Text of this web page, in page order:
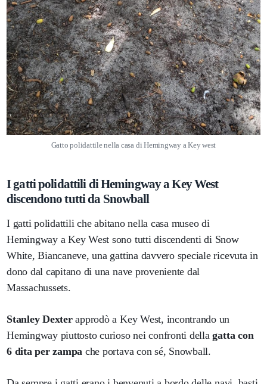
Gatto polidattile nella casa di Hemingway a Key west
I gatti polidattili di Hemingway a Key West
discendono tutti da Snowball
I gatti polidattili che abitano nella casa museo di
Hemingway a Key West sono tutti discendenti di Snow
White, Biancaneve, una gattina davvero speciale ricevuta in
dono dal capitano di una nave proveniente dal
Massachussets.
Stanley Dexterapprodò a Key West, incontrando un
Hemingway piuttosto curioso nei confronti dellagatta con
6 dita per zampa che portava con sé, Snowball.